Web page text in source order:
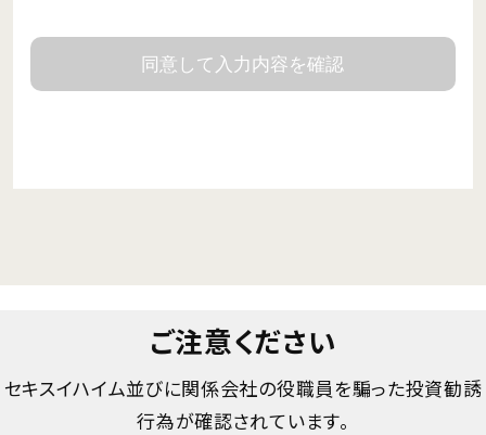
ご注意ください
セキスイハイム並びに関係会社の役職員を騙った投資勧誘
行為が確認されています。